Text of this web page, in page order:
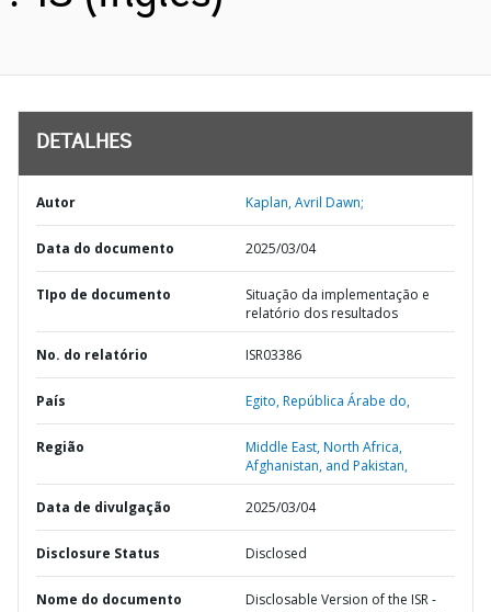
DETALHES
Autor Kaplan, Avril Dawn;
Data do documento 2025/03/04
TIpo de documento
Situação da implementação e
relatório dos resultados
No. do relatório ISR03386
País Egito,República Árabe do,
Região
Middle East, North Africa,
Afghanistan, and Pakistan,
Data de divulgação 2025/03/04
Disclosure Status Disclosed
Nome do documento
Disclosable Version of the ISR -